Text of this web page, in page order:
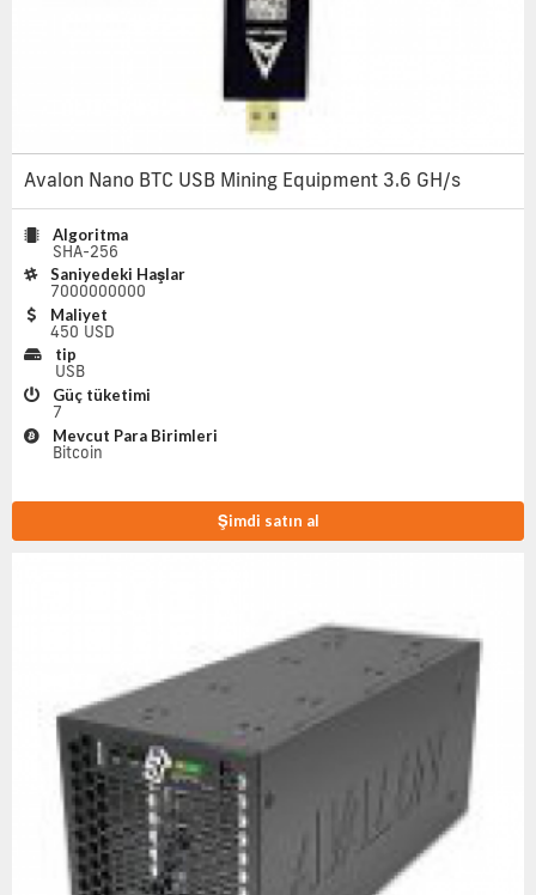
Avalon Nano BTC USB Mining Equipment 3.6 GH/s
Algoritma
SHA-256
Saniyedeki Haşlar
7000000000
Maliyet
450 USD
tip
USB
Güç tüketimi
7
Mevcut Para Birimleri
Bitcoin
Şimdi satın al